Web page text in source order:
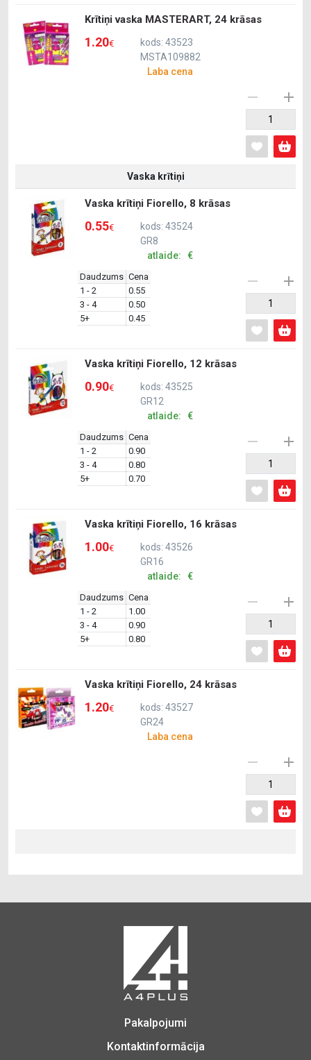
Krītiņi vaska MASTERART, 24 krāsas
1.20€
kods: 43523
MSTA109882
Laba cena
Vaska krītiņi
Vaska krītiņi Fiorello, 8 krāsas
0.55€
kods: 43524
GR8
atlaide: €
Daudzums Cena
1 - 2
0.55
3 - 4
0.50
5+
0.45
Vaska krītiņi Fiorello, 12 krāsas
0.90€
kods: 43525
GR12
atlaide: €
Daudzums Cena
1 - 2
0.90
3 - 4
0.80
5+
0.70
Vaska krītiņi Fiorello, 16 krāsas
1.00€
kods: 43526
GR16
atlaide: €
Daudzums Cena
1 - 2
1.00
3 - 4
0.90
5+
0.80
Vaska krītiņi Fiorello, 24 krāsas
1.20€
kods: 43527
GR24
Laba cena
Pakalpojumi
Kontaktinformācija